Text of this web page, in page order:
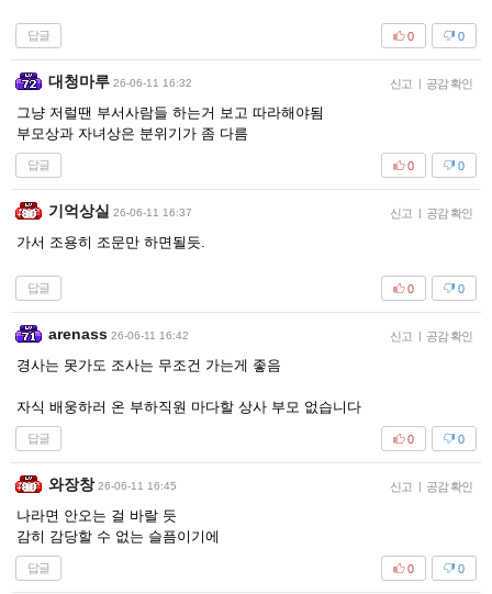
답글 0
0
대청마루 26-06-11 16:32 신고 | 공감 확인
그냥 저럴땐 부서사람들 하는거 보고 따라해야됨
부모상과 자녀상은 분위기가 좀 다름
답글 0
0
기억상실 26-06-11 16:37 신고 | 공감 확인
가서 조용히 조문만 하면될듯.
답글 0
0
arenass 26-06-11 16:42 신고 | 공감 확인
경사는 못가도 조사는 무조건 가는게 좋음
자식 배웅하러 온 부하직원 마다할 상사 부모 없습니다
답글 0
0
와장창 26-06-11 16:45 신고 | 공감 확인
나라면 안오는 걸 바랄 듯
감히 감당할 수 없는 슬픔이기에
답글 0
0